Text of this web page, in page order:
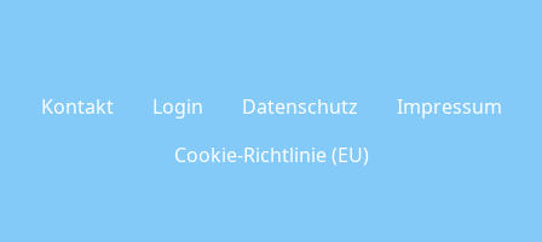
Kontakt Login Datenschutz
Impressum
Cookie-Richtlinie (EU)